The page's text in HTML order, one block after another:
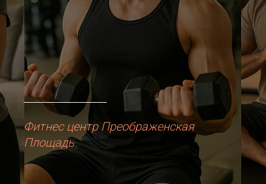
Фитнес центр Преображенская
Площадь